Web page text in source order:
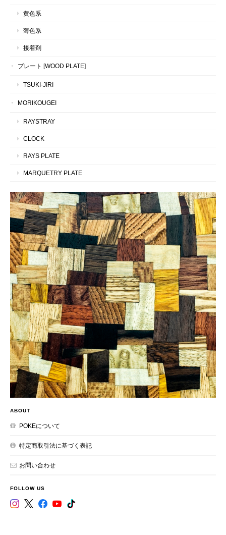
黄色系
薄色系
接着剤
プレート [WOOD PLATE]
TSUKI-JIRI
MORIKOUGEI
RAYSTRAY
CLOCK
RAYS PLATE
MARQUETRY PLATE
ABOUT
POKEについて
特定商取引法に基づく表記
お問い合わせ
FOLLOW US